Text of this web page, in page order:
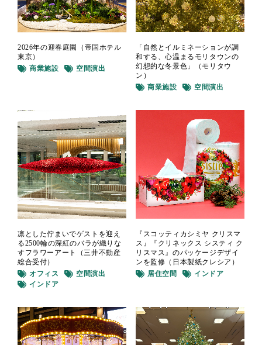
2026年の迎春庭園（帝国ホテル
東京）
商業施設
空間演出
「自然とイルミネーションが調
和する、心温まるモリタウンの
幻想的な冬景色」（モリタウ
ン）
商業施設
空間演出
凛とした佇まいでゲストを迎え
る2500輪の深紅のバラが織りな
すフラワーアート（三井不動産
総合受付）
オフィス
空間演出
インドア
『スコッティカシミヤ クリスマ
ス』『クリネックス システィ ク
リスマス』のパッケージデザイ
ンを監修（日本製紙クレシア）
居住空間
インドア